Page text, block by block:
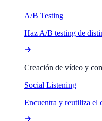
A/B Testing
Haz A/B testing de
Creación de vídeo y
Social Listening
Encuentra y reutiliza el